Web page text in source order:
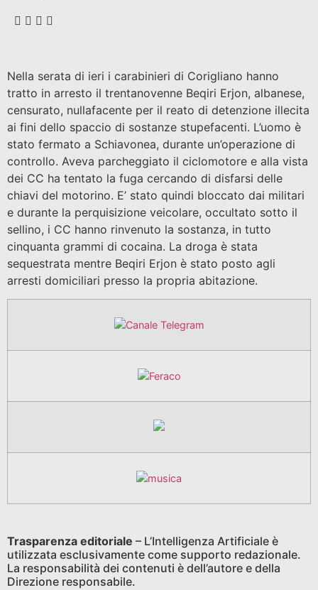
Nella serata di ieri i carabinieri di Corigliano hanno
tratto in arresto il trentanovenne Beqiri Erjon, albanese,
censurato, nullafacente per il reato di detenzione illecita
ai fini dello spaccio di sostanze stupefacenti. L’uomo è
stato fermato a Schiavonea, durante un’operazione di
controllo. Aveva parcheggiato il ciclomotore e alla vista
dei CC ha tentato la fuga cercando di disfarsi delle
chiavi del motorino. E’ stato quindi bloccato dai militari
e durante la perquisizione veicolare, occultato sotto il
sellino, i CC hanno rinvenuto la sostanza, in tutto
cinquanta grammi di cocaina. La droga è stata
sequestrata mentre Beqiri Erjon è stato posto agli
arresti domiciliari presso la propria abitazione.
Trasparenza editoriale – L’Intelligenza Artificiale è
utilizzata esclusivamente come supporto redazionale.
La responsabilità dei contenuti è dell’autore e della
Direzione responsabile.